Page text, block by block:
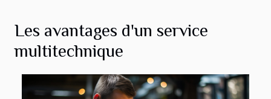
Les avantages d'un service
multitechnique